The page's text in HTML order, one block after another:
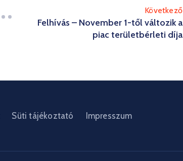
Következő
Felhívás – November 1-től változik a
piac területbérleti díja
Süti tájékoztató Impresszum